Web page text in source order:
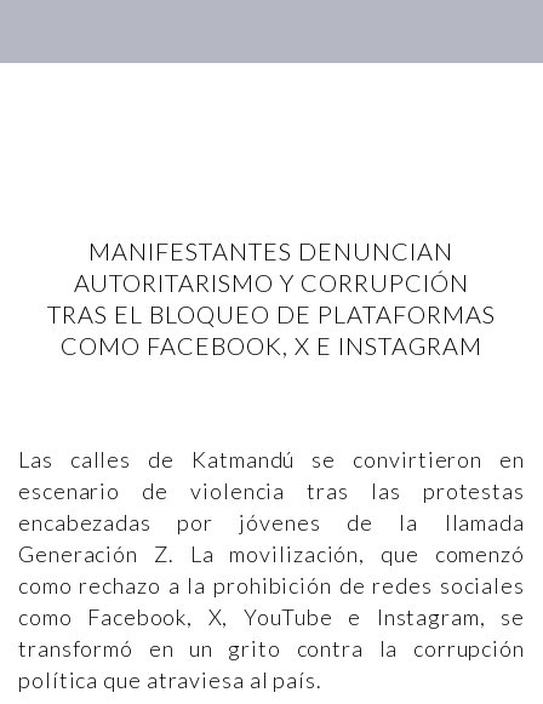
MANIFESTANTES DENUNCIAN
AUTORITARISMO Y CORRUPCIÓN
TRAS EL BLOQUEO DE PLATAFORMAS
COMO FACEBOOK, X E INSTAGRAM
Las calles de Katmandú se convirtieron en
escenario de violencia tras las protestas
encabezadas por jóvenes de la llamada
Generación Z. La movilización, que comenzó
como rechazo a la prohibición de redes sociales
como Facebook, X, YouTube e Instagram, se
transformó en un grito contra la corrupción
política que atraviesa al país.